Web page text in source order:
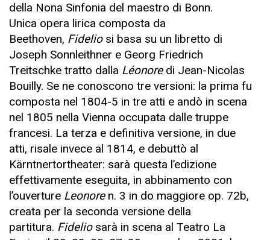
della Nona Sinfonia del maestro di Bonn.
Unica opera lirica composta da
Beethoven, Fideliosi basa su un libretto di
Joseph Sonnleithner e Georg Friedrich
Treitschke tratto dalla Léonoredi Jean-Nicolas
Bouilly. Se ne conoscono tre versioni: la prima fu
composta nel 1804-5 in tre atti e andò in scena
nel 1805 nella Vienna occupata dalle truppe
francesi. La terza e definitiva versione, in due
atti, risale invece al 1814, e debuttò al
Kärntnertortheater: sarà questa l’edizione
effettivamente eseguita, in abbinamento con
l’ouverture Leonoren. 3 in do maggiore op. 72b,
creata per la seconda versione della
partitura. Fideliosarà in scena al Teatro La